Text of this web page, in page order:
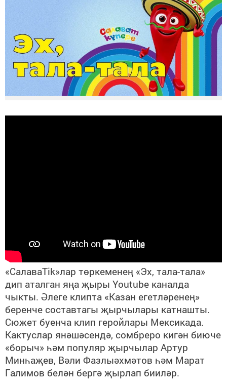
«СалаваTik»лар төркеменең «Эх, тала-тала»
дип аталган яңа җыры Youtube каналда
чыкты. Әлеге клипта «Казан егетләренең»
беренче составтагы җырчылары катнашты.
Сюжет буенча клип геройлары Мексикада.
Кактуслар янәшәсендә, сомбреро кигән биюче
«борыч» һәм популяр җырчылар Артур
Минһаҗев, Вәли Фазлыәхмәтов һәм Марат
Галимов белән бергә җырлап бииләр.